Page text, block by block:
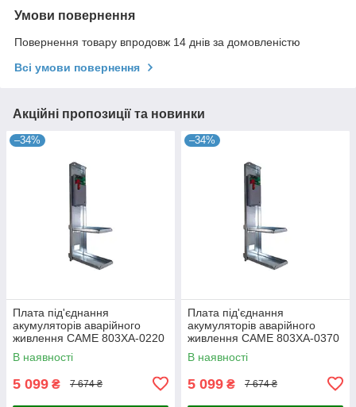
Умови повернення
Повернення товару впродовж 14 днів за домовленістю
Всі умови повернення
Акційні пропозиції та новинки
–34%
Плата під'єднання
акумуляторів аварійного
живлення CAME 803XA-0220
для шлагбауму GARD GT4
В наявності
5 099 ₴ 7 674 ₴
–34%
Плата під'єднання
акумуляторів аварійного
живлення CAME 803XA-0370
для шлагбауму GARD GT8
В наявності
5 099 ₴ 7 674 ₴